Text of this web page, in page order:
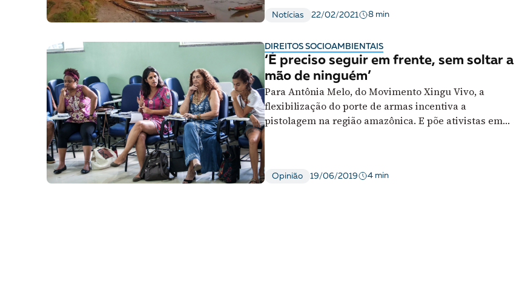
Liberdade de expressão Tráfico de pessoas e trabalho escravo
Notícias 22/02/2021 8 min
DIREITOS SOCIOAMBIENTAIS
‘É preciso seguir em frente, sem soltar a
mão de ninguém’
Para Antônia Melo, do Movimento Xingu Vivo, a
flexibilização do porte de armas incentiva a
pistolagem na região amazônica. E põe ativistas em
risco
Opinião 19/06/2019 4 min